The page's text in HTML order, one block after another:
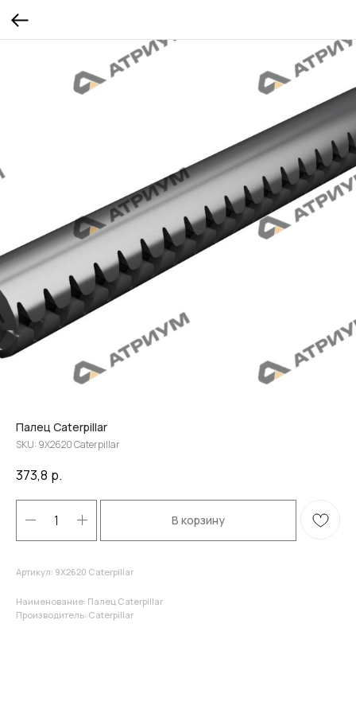
Палец Caterpillar
SKU: 9X2620 Caterpillar
373,8 р.
В корзину
Артикул: 9X2620 Caterpillar
Наименование: Палец Caterpillar
Производитель: Caterpillar